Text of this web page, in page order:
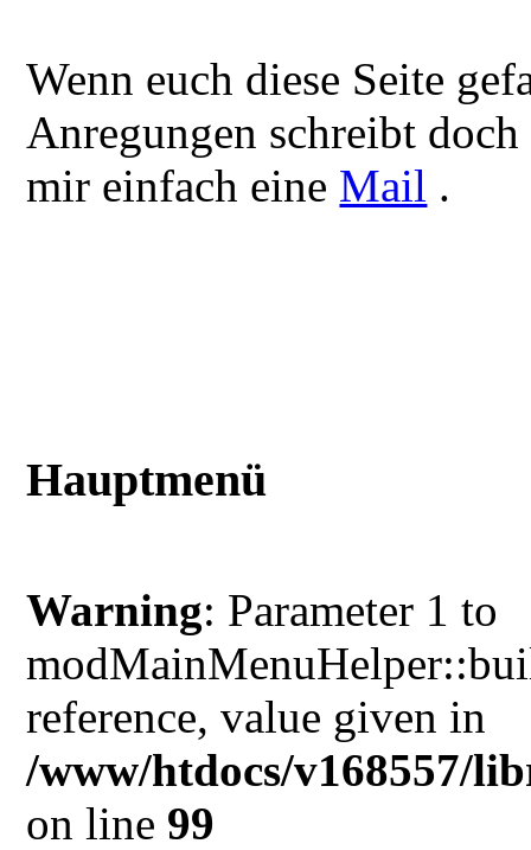
Wenn euch diese Seite
Anregungen schreibt
mir einfach eine Mail .
Hauptmenü
Warning: Parameter 1 to
reference, value given in
/www/htdocs/v168557/
on line 99